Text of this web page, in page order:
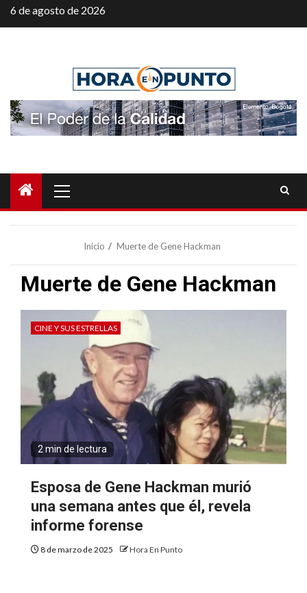
Saltar
al
6 de agosto de 2026
principal
Inicio Muerte de Gene Hackman
Muerte de Gene Hackman
CINE Y SUS ESTRELLAS
2 min de lectura
Esposa de Gene Hackman murió
una semana antes que él, revela
informe forense
8 de marzo de 2025 Hora En Punto